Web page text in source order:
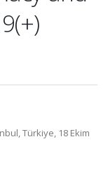
Türkiye, 18 Ekim